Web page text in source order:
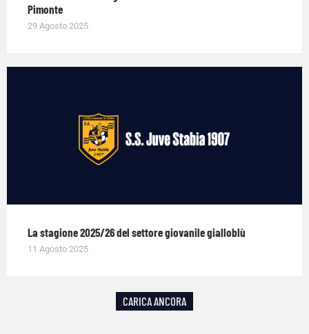
Pimonte
29 Agosto 2025
La stagione 2025/26 del settore giovanile gialloblù
11 Agosto 2025
CARICA ANCORA